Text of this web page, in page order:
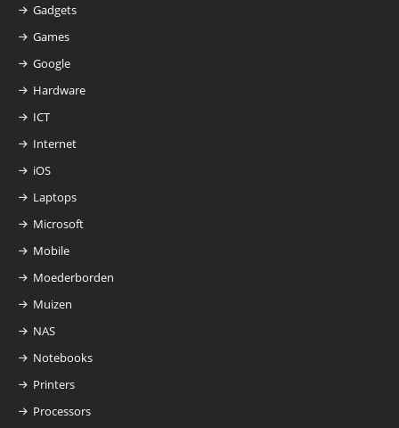
Gadgets
Games
Google
Hardware
ICT
Internet
iOS
Laptops
Microsoft
Mobile
Moederborden
Muizen
NAS
Notebooks
Printers
Processors